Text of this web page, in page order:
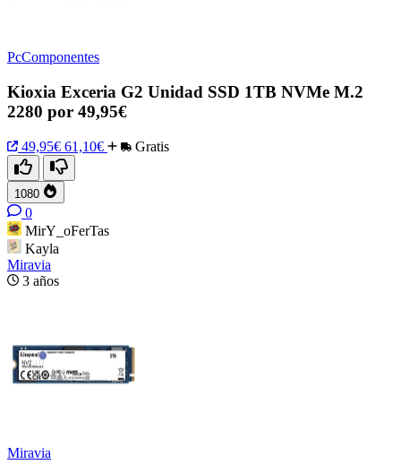
PcComponentes
Kioxia Exceria G2 Unidad SSD 1TB NVMe M.2
2280 por 49,95€
49,95€ 61,10€ Gratis
1080
0
MirY_oFerTas
Kayla
Miravia
3 años
Miravia